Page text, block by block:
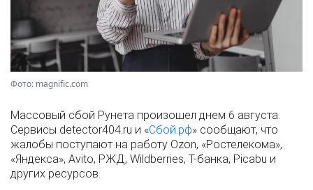
Фото: magnific.com
Массовый сбой Рунета произошел днем 6 августа.
Сервисы detector404.ru и «Сбой.рф» сообщают, что
жалобы поступают на работу Ozon, «Ростелекома»,
«Яндекса», Avito, РЖД, Wildberries, Т-банка, Picabu и
других ресурсов.